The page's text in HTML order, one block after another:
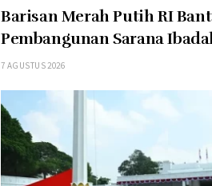
Barisan Merah Putih RI
Pembangunan Sarana
7 AGUSTUS 2026